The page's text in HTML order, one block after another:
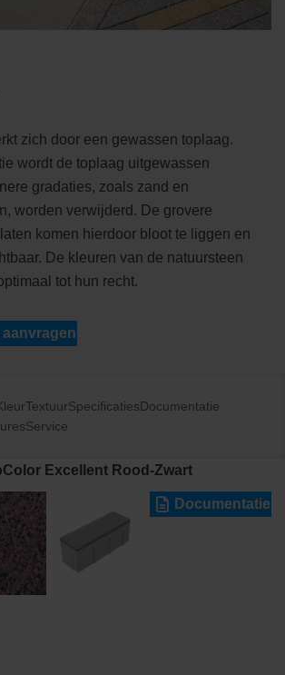
zich door een gewassen toplaag.
wordt de toplaag uitgewassen
gradaties, zoals zand en
worden verwijderd. De grovere
komen hierdoor bloot te liggen en
De kleuren van de natuursteen
tot hun recht.
aanvragen
TextuurSpecificatiesDocumentatie
Service
Excellent Rood-Zwart
Documentatie